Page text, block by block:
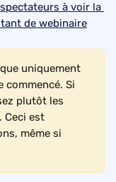
uniquement
commencé. Si
plutôt les
Ceci est
même si